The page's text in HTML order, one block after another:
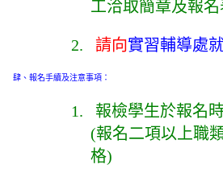
工洽取簡章及報名
2.請向實習輔導處
肆、報名手續及注意事項：
1. 報檢學生於報名
(報名二項以上職
格)